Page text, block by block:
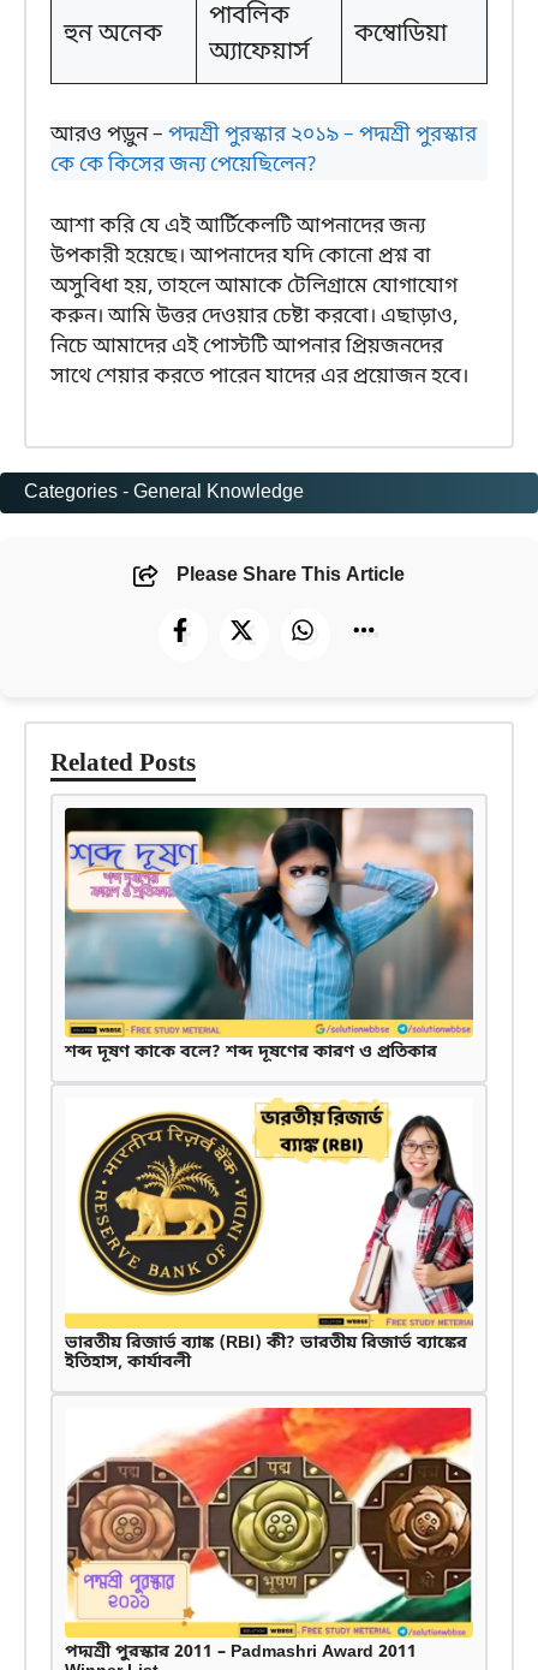
হুন অনেক
পাবলিক
অ্যাফেয়ার্স
কম্বোডিয়া
আরও পড়ুন – পদ্মশ্রী পুরস্কার ২০১৯ – পদ্মশ্রী পুরস্কার
কে কে কিসের জন্য পেয়েছিলেন?
আশা করি যে এই আর্টিকেলটি আপনাদের জন্য
উপকারী হয়েছে। আপনাদের যদি কোনো প্রশ্ন বা
অসুবিধা হয়, তাহলে আমাকে টেলিগ্রামে যোগাযোগ
করুন। আমি উত্তর দেওয়ার চেষ্টা করবো। এছাড়াও,
নিচে আমাদের এই পোস্টটি আপনার প্রিয়জনদের
সাথে শেয়ার করতে পারেন যাদের এর প্রয়োজন হবে।
Categories -General Knowledge
Please Share This Article
Related Posts
শব্দ দূষণ কাকে বলে? শব্দ দূষণের কারণ ও প্রতিকার
ভারতীয় রিজার্ভ ব্যাঙ্ক (RBI) কী? ভারতীয় রিজার্ভ ব্যাঙ্কের
ইতিহাস, কার্যাবলী
পদ্মশ্রী পুরস্কার 2011 – Padmashri Award 2011